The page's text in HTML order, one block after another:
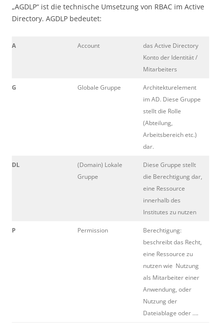
„AGDLP“ ist die technische Umsetzung von RBAC im Active
Directory. AGDLP bedeutet:
A Account
das Active Directory
Konto der Identität /
Mitarbeiters
G Globale Gruppe
Architekturelement
im AD. Diese Gruppe
stellt die Rolle
(Abteilung,
Arbeitsbereich etc.)
dar.
DL
(Domain) Lokale
Gruppe
Diese Gruppe stellt
die Berechtigung dar,
eine Ressource
innerhalb des
Institutes zu nutzen
P Permission
Berechtigung:
beschreibt das Recht,
eine Ressource zu
nutzen wie Nutzung
als Mitarbeiter einer
Anwendung, oder
Nutzung der
Dateiablage oder ….